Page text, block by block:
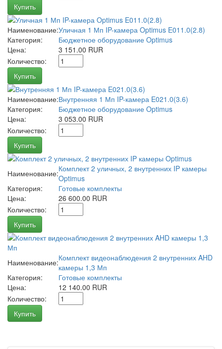
Купить
Наименование:Уличная 1 Мп IP-камера Optimus E011.0(2.8)
Категория:
Бюджетное оборудование Optimus
Цена:
3 151.00 RUR
Количество:
Купить
Наименование:Внутренняя 1 Мп IP-камера E021.0(3.6)
Категория:
Бюджетное оборудование Optimus
Цена:
3 053.00 RUR
Количество:
Купить
Наименование:Комплект 2 уличных, 2 внутренних IP камеры
Optimus
Категория:
Готовые комплекты
Цена:
26 600.00 RUR
Количество:
Купить
Наименование:Комплект видеонаблюдения 2 внутренних AHD
камеры 1,3 Мп
Категория:
Готовые комплекты
Цена:
12 140.00 RUR
Количество:
Купить